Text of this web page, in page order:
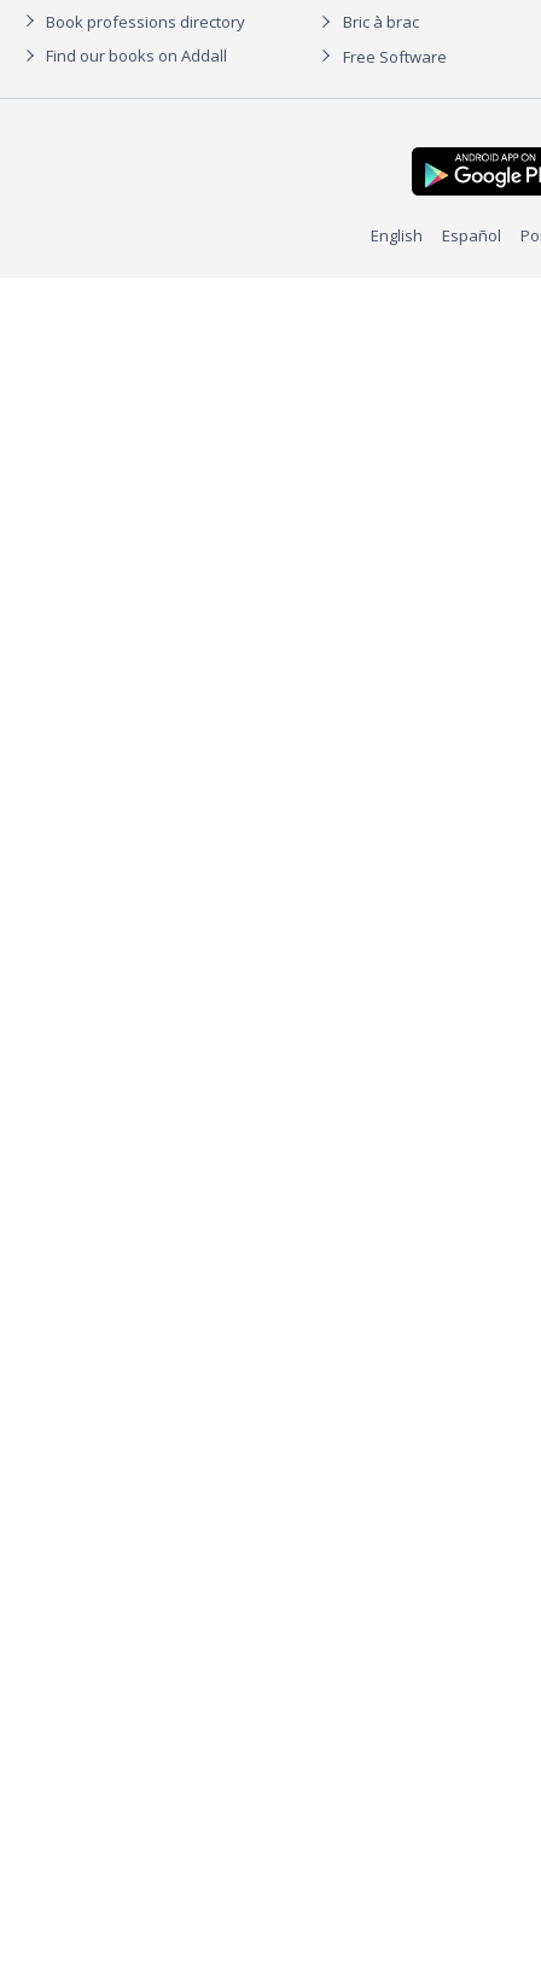
Book professions directory
Find our books on Addall
Bric à brac
Free Software
English Español